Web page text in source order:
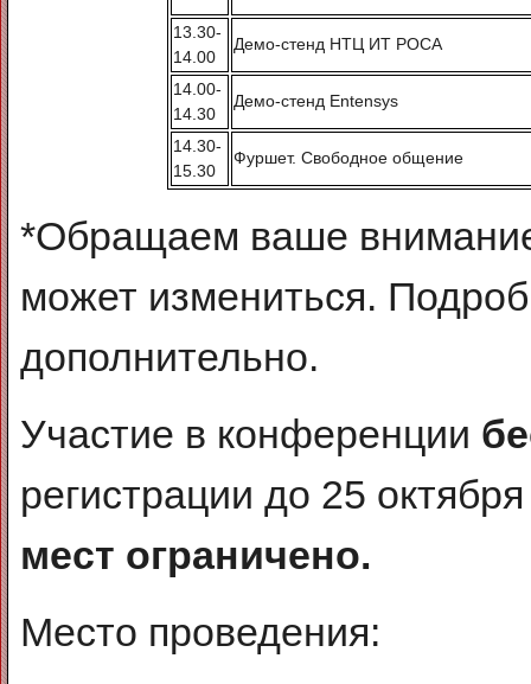
13.30-
14.00
Демо-стенд НТЦ ИТ РОСА
14.00-
14.30
Демо-стенд Entensys
14.30-
15.30
Фуршет. Свободное общение
*Обращаем ваше
может измениться.
дополнительно.
Участие в конференции
регистрации до 25
мест ограничено.
Место проведения: